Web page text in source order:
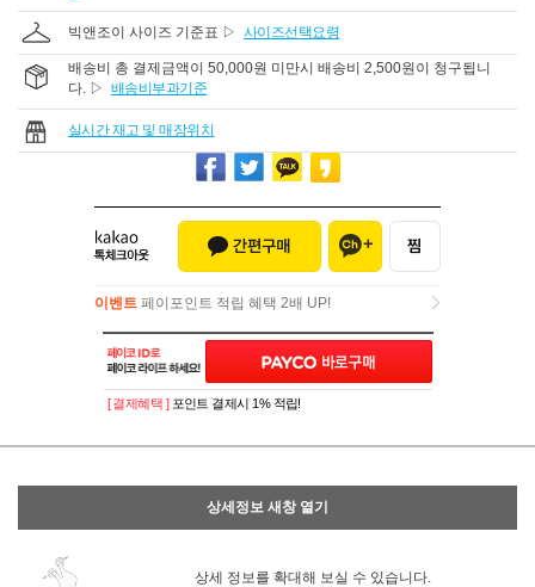
빅앤조이 사이즈 기준표 ▷ 사이즈선택요령
배송비 총 결제금액이 50,000원 미만시 배송비 2,500원이 청구됩니
다. ▷ 배송비부과기준
실시간 재고 및 매장위치
이벤트 페이포인트 적립 혜택 2배 UP!
이벤트페이포인트 적립 혜택 2배 UP!
[ 결제혜택 ] 포인트 결제시 1% 적립!
상세정보 새창 열기
상세 정보를 확대해 보실 수 있습니다.